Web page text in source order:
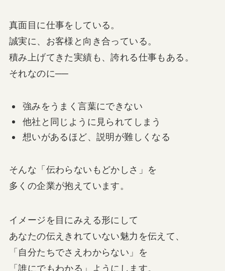
真面目に仕事をしている。
誠実に、お客様と向き合っている。
積み上げてきた実績も、誇れる仕事もある。
それなのに──
強みをうまく言葉にできない
他社と同じように見られてしまう
想いがあるほど、説明が難しくなる
そんな「伝わらないもどかしさ」を
多くの企業が抱えています。
イメージを目にみえる形にして
あなたの伝えきれていない魅力を伝えて、
「自分たちでさえわからない」を
「誰にでもわかる」ようにします。